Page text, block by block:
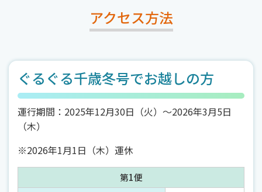
アクセス方法
ぐるぐる千歳冬号でお越しの方
運行期間：2025年12月30日（火）～2026年3月5日
（木）
2026年1月1日（木）運休
第1便